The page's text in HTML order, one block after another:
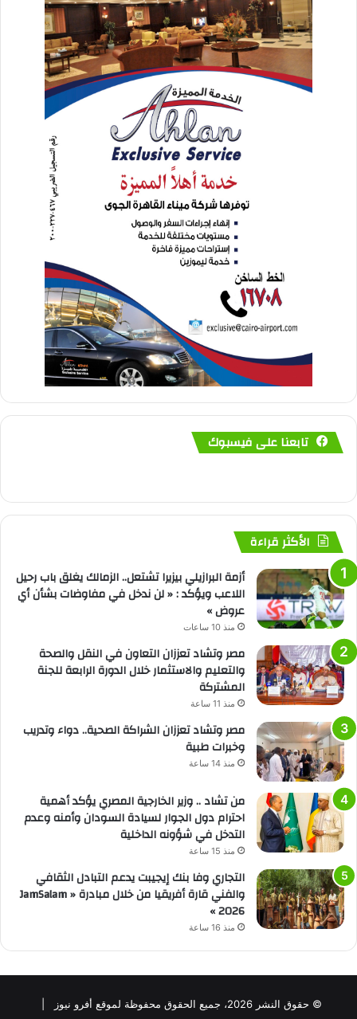
تابعنا على فيسبوك
الأكثر قراءة
أزمة البرازيلي بيزيرا تشتعل.. الزمالك يغلق باب رحيل
اللاعب ويؤكد : « لن ندخل في مفاوضات بشأن أي
عروض »
منذ 10 ساعات
مصر وتشاد تعززان التعاون في النقل والصحة
والتعليم والاستثمار خلال الدورة الرابعة للجنة
المشتركة
منذ 11 ساعة
مصر وتشاد تعززان الشراكة الصحية.. دواء وتدريب
وخبرات طبية
منذ 14 ساعة
من تشاد .. وزير الخارجية المصري يؤكد أهمية
احترام دول الجوار لسيادة السودان وأمنه وعدم
التدخل في شؤونه الداخلية
منذ 15 ساعة
التجاري وفا بنك إيجيبت يدعم التبادل الثقافي
والفني قارة أفريقيا من خلال مبادرة « JamSalam
2026 »
منذ 16 ساعة
© حقوق النشر 2026، جميع الحقوق محفوظة لموقع أفرو نيوز |